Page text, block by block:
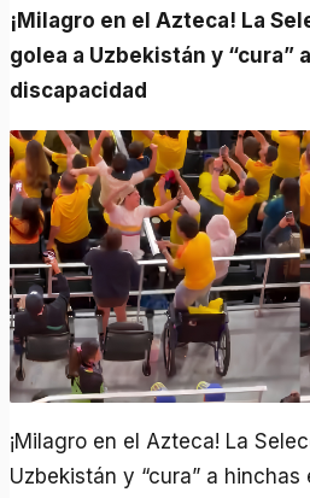
¡Milagro en el Azteca! La Selección Colombia
golea a Uzbekistán y “cura”
discapacidad
¡Milagro en el Azteca! La
Uzbekistán y “cura” a hinchas